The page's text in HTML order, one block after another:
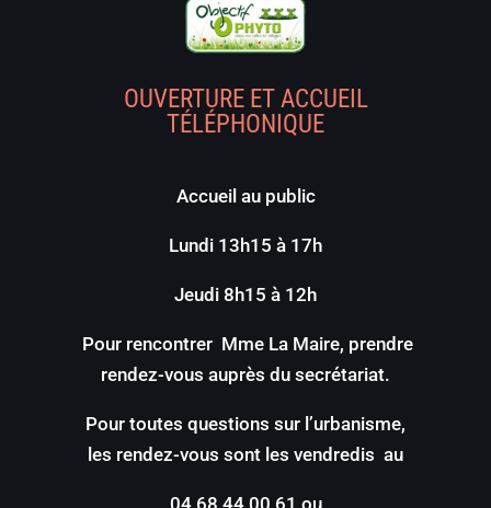
OUVERTURE ET ACCUEIL
TÉLÉPHONIQUE
Accueil au public
Lundi 13h15 à 17h
Jeudi 8h15 à 12h
Pour rencontrer Mme La Maire, prendre
rendez-vous auprès du secrétariat.
Pour toutes questions sur l’urbanisme,
les rendez-vous sont les vendredis au